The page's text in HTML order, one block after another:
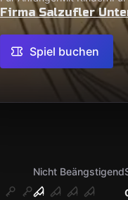
Firma Salzufler
Spiel buchen
Nicht Beängstigend